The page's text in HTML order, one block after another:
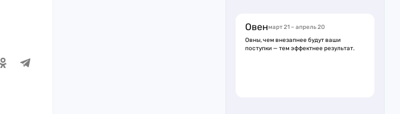
Овенмарт 21 – апрель 20
Овны, чем внезапнее будут ваши
поступки — тем эффектнее результат.